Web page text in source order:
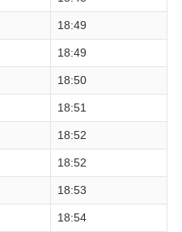
18:49
18:49
18:50
18:51
18:52
18:52
18:53
18:54